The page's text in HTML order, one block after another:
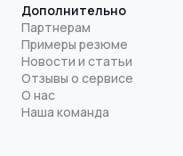
Дополнительно
Партнерам
Примеры резюме
Новости и статьи
Отзывы о сервисе
О нас
Наша команда